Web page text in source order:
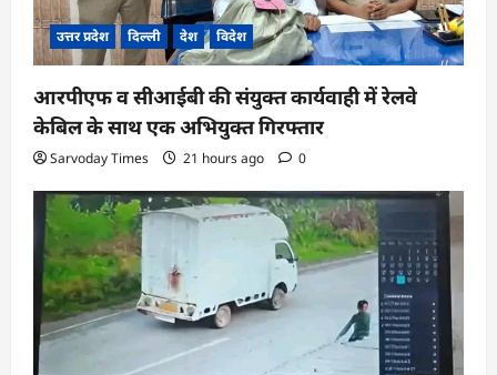
उत्तर प्रदेश दिल्ली देश विदेश
आरपीएफ व सीआईबी की संयुक्त कार्यवाही में रेलवे
केबिल के साथ एक अभियुक्त गिरफ्तार
Sarvoday Times 21 hours ago 0